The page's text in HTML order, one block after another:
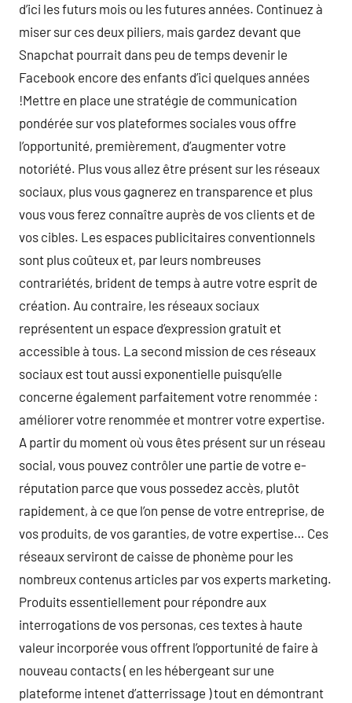
d’ici les futurs mois ou les futures années. Continuez à
miser sur ces deux piliers, mais gardez devant que
Snapchat pourrait dans peu de temps devenir le
Facebook encore des enfants d’ici quelques années
!Mettre en place une stratégie de communication
pondérée sur vos plateformes sociales vous offre
l’opportunité, premièrement, d’augmenter votre
notoriété. Plus vous allez être présent sur les réseaux
sociaux, plus vous gagnerez en transparence et plus
vous vous ferez connaître auprès de vos clients et de
vos cibles. Les espaces publicitaires conventionnels
sont plus coûteux et, par leurs nombreuses
contrariétés, brident de temps à autre votre esprit de
création. Au contraire, les réseaux sociaux
représentent un espace d’expression gratuit et
accessible à tous. La second mission de ces réseaux
sociaux est tout aussi exponentielle puisqu’elle
concerne également parfaitement votre renommée :
améliorer votre renommée et montrer votre expertise.
A partir du moment où vous êtes présent sur un réseau
social, vous pouvez contrôler une partie de votre e-
réputation parce que vous possedez accès, plutôt
rapidement, à ce que l’on pense de votre entreprise, de
vos produits, de vos garanties, de votre expertise… Ces
réseaux serviront de caisse de phonème pour les
nombreux contenus articles par vos experts marketing.
Produits essentiellement pour répondre aux
interrogations de vos personas, ces textes à haute
valeur incorporée vous offrent l’opportunité de faire à
nouveau contacts ( en les hébergeant sur une
plateforme intenet d’atterrissage ) tout en démontrant